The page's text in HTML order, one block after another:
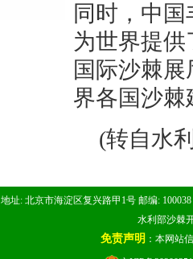
同时，中
为世界提
国际沙棘
界各国沙
(转自水
地址: 北京市海淀区复兴路甲1号 邮编:
水利部沙棘
免责声明 ：本网站